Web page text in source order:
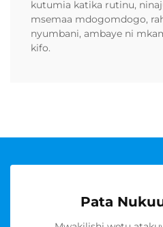
kutumia katika rutinu,
msemaa mdogomdogo,
nyumbani, ambaye ni
kifo.
Pata